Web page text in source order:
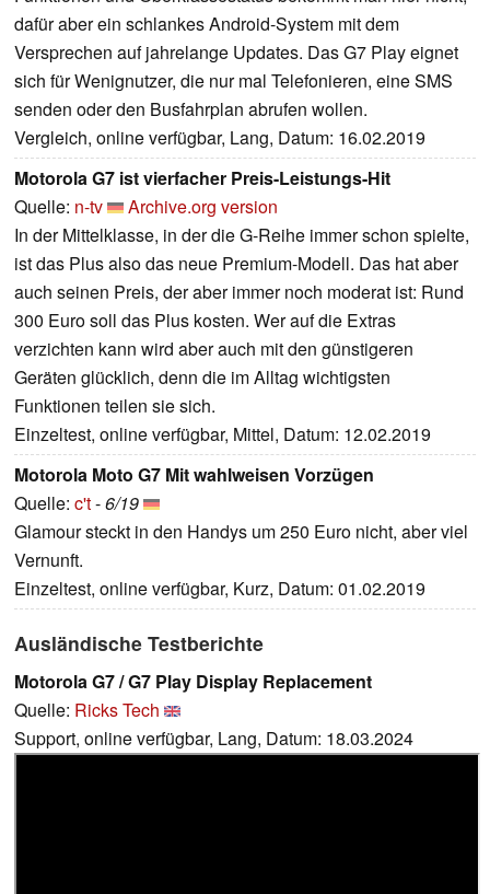
dafür aber ein schlankes Android-System mit dem
Versprechen auf jahrelange Updates. Das G7 Play eignet
sich für Wenignutzer, die nur mal Telefonieren, eine SMS
senden oder den Busfahrplan abrufen wollen.
Vergleich, online verfügbar, Lang, Datum: 16.02.2019
Motorola G7 ist vierfacher Preis-Leistungs-Hit
Quelle: n-tv
Archive.org version
In der Mittelklasse, in der die G-Reihe immer schon spielte,
ist das Plus also das neue Premium-Modell. Das hat aber
auch seinen Preis, der aber immer noch moderat ist: Rund
300 Euro soll das Plus kosten. Wer auf die Extras
verzichten kann wird aber auch mit den günstigeren
Geräten glücklich, denn die im Alltag wichtigsten
Funktionen teilen sie sich.
Einzeltest, online verfügbar, Mittel, Datum: 12.02.2019
Motorola Moto G7 Mit wahlweisen Vorzügen
Quelle: c't-6/19
Glamour steckt in den Handys um 250 Euro nicht, aber viel
Vernunft.
Einzeltest, online verfügbar, Kurz, Datum: 01.02.2019
Ausländische Testberichte
Motorola G7 / G7 Play Display Replacement
Quelle: Ricks Tech
Support, online verfügbar, Lang, Datum: 18.03.2024